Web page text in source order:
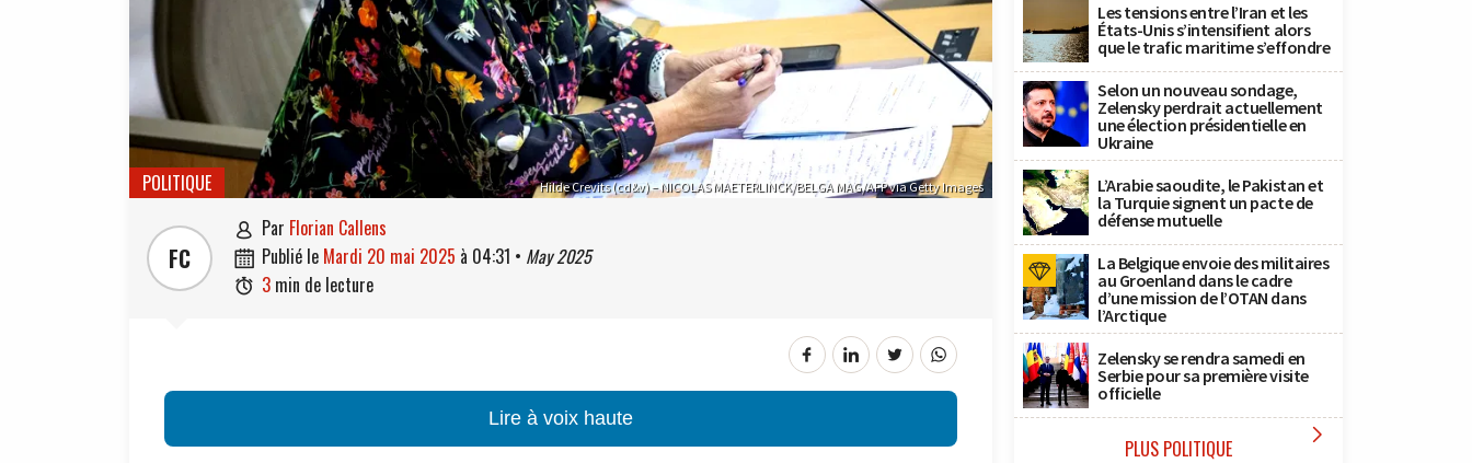
Hilde Crevits (cd&v) – NICOLAS MAETERLINCK/BELGA MAG/AFP via Getty Images
POLITIQUE
FC
 par Florian Callens
 publié le mardi 20 mai 2025 à 04:31 • May 2025
 3 min de lecture
Lire à voix haute
Les tensions entre l’Iran et les
États-Unis s’intensifient alors
que le trafic maritime s’effondre
Selon un nouveau sondage,
Zelensky perdrait actuellement
une élection présidentielle en
Ukraine
L’Arabie saoudite, le Pakistan et
la Turquie signent un pacte de
défense mutuelle
La Belgique envoie des militaires
au Groenland dans le cadre
d’une mission de l’OTAN dans
l’Arctique
Zelensky se rendra samedi en
Serbie pour sa première visite
officielle
PLUS POLITIQUE 